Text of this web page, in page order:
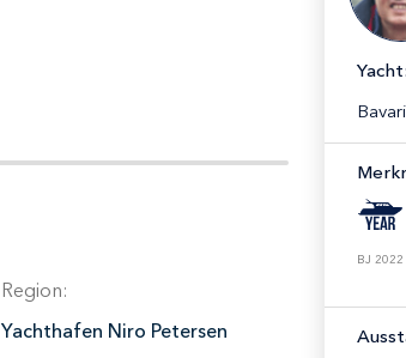
Region:
Yachthafen Niro Petersen
Yacht:
BJ 2022